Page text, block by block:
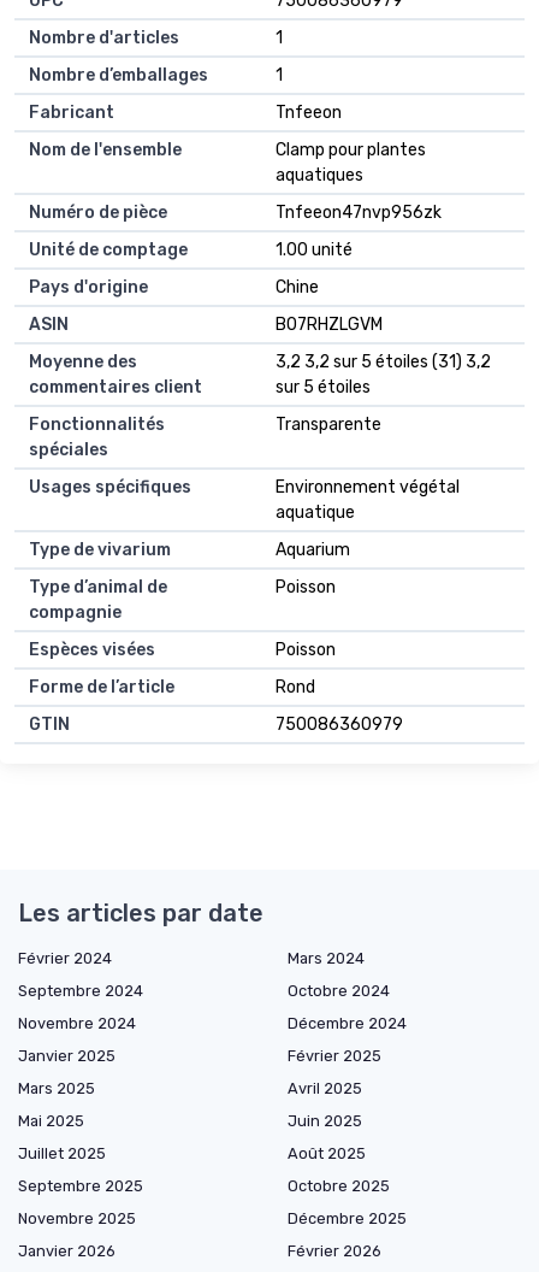
Nombre d'articles
1
Nombre d’emballages
1
Fabricant
Tnfeeon
Nom de l'ensemble
Clamp pour plantes
aquatiques
Numéro de pièce
Tnfeeon47nvp956zk
Unité de comptage
1.00 unité
Pays d'origine
Chine
ASIN
B07RHZLGVM
Moyenne des
commentaires client
3,2 3,2 sur 5 étoiles (31) 3,2
sur 5 étoiles
Fonctionnalités
spéciales
Transparente
Usages spécifiques
Environnement végétal
aquatique
Type de vivarium
Aquarium
Type d’animal de
compagnie
Poisson
Espèces visées
Poisson
Forme de l’article
Rond
GTIN
750086360979
Les articles par date
Février 2024
Mars 2024
Septembre 2024
Octobre 2024
Novembre 2024
Décembre 2024
Janvier 2025
Février 2025
Mars 2025
Avril 2025
Mai 2025
Juin 2025
Juillet 2025
Août 2025
Septembre 2025
Octobre 2025
Novembre 2025
Décembre 2025
Janvier 2026
Février 2026